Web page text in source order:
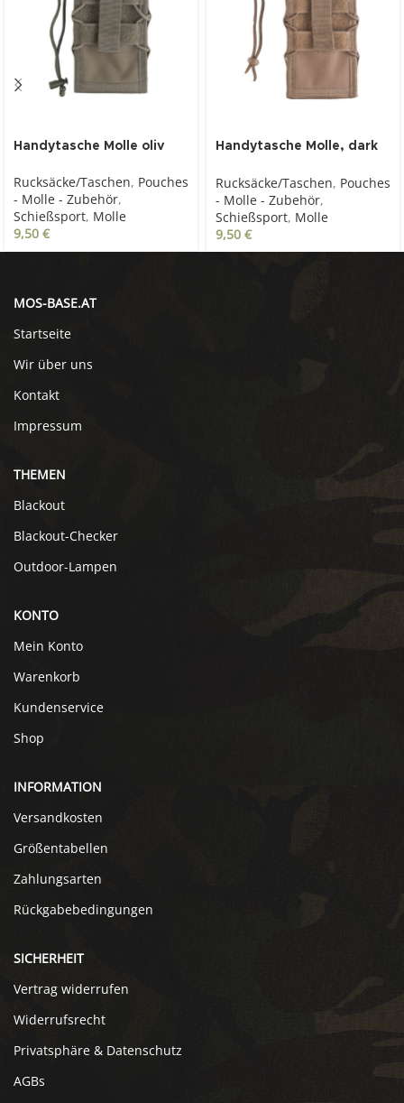
Handytasche Molle oliv
Rucksäcke/Taschen, Pouches
- Molle - Zubehör,
Schießsport, Molle
9,50 €
Handytasche Molle, dark
Rucksäcke/Taschen, Pouches
- Molle - Zubehör,
Schießsport, Molle
9,50 €
MOS-BASE.AT
Startseite
Wir über uns
Kontakt
Impressum
THEMEN
Blackout
Blackout-Checker
Outdoor-Lampen
KONTO
Mein Konto
Warenkorb
Kundenservice
Shop
INFORMATION
Versandkosten
Größentabellen
Zahlungsarten
Rückgabebedingungen
SICHERHEIT
Vertrag widerrufen
Widerrufsrecht
Privatsphäre & Datenschutz
AGBs